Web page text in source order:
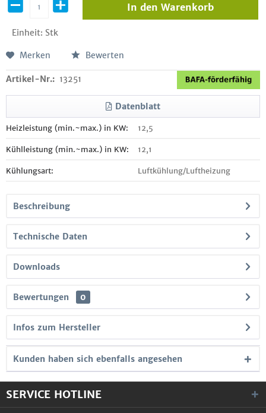
Einheit: Stk
In den Warenkorb
Merken Bewerten
Artikel-Nr.: 13251
Datenblatt
Heizleistung (min.~max.) in KW: 12,5
Kühlleistung (min.~max.) in KW: 12,1
Kühlungsart: Luftkühlung/Luftheizung
Beschreibung
Technische Daten
Downloads
Bewertungen 0
Infos zum Hersteller
Kunden haben sich ebenfalls angesehen
SERVICE HOTLINE